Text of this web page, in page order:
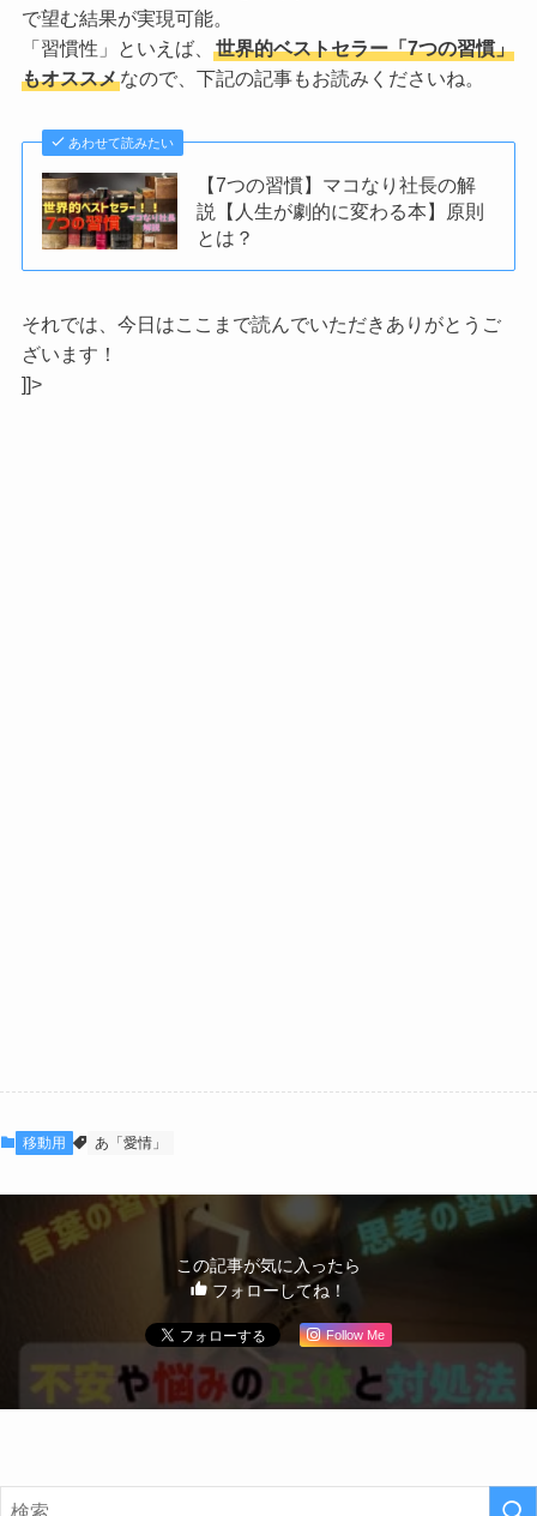
で望む結果が実現可能。
「習慣性」といえば、
世界的ベストセラー「7つの習慣」
もオススメなので、下記の記事もお読みくださいね。
あわせて読みたい
【7つの習慣】マコなり社長の解
説【人生が劇的に変わる本】原則
とは？
それでは、今日はここまで読んでいただきありがとうご
ざいます！
]]>
移動用 あ「愛情」
この記事が気に入ったら
フォローしてね！
Follow Me